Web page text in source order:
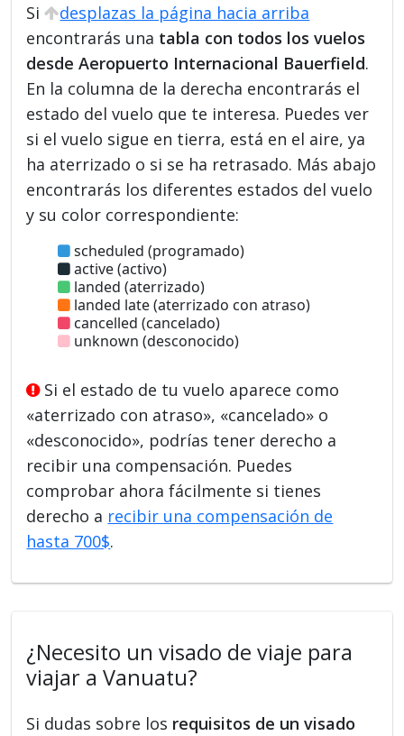
Si
desplazas la página hacia arriba
encontrarás una tabla con todos los vuelos
desde Aeropuerto Internacional Bauerfield.
En la columna de la derecha encontrarás el
estado del vuelo que te interesa. Puedes ver
si el vuelo sigue en tierra, está en el aire, ya
ha aterrizado o si se ha retrasado. Más abajo
encontrarás los diferentes estados del vuelo
y su color correspondiente:
scheduled (programado)
active (activo)
landed (aterrizado)
landed late (aterrizado con atraso)
cancelled (cancelado)
unknown (desconocido)
Si el estado de tu vuelo aparece como
«aterrizado con atraso», «cancelado» o
«desconocido», podrías tener derecho a
recibir una compensación. Puedes
comprobar ahora fácilmente si tienes
derecho a recibir una compensación de
hasta 700$.
¿Necesito un visado de viaje para
viajar a Vanuatu?
Si dudas sobre los requisitos de un visado